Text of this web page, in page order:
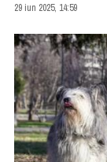
29 iun 2025, 14:59